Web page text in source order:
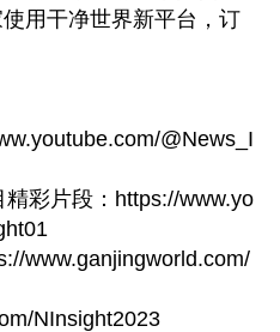
用干净世界新平台，订
@News_I
彩片段：https://www.yo
www.ganjingworld.com/
NInsight2023